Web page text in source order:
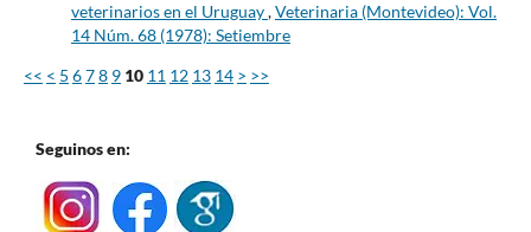
veterinarios en el Uruguay,Veterinaria (Montevideo): Vol.
14 Núm. 68 (1978): Setiembre
<< < 5 678 9 10 11 12 13 14 > >>
Seguinos en: